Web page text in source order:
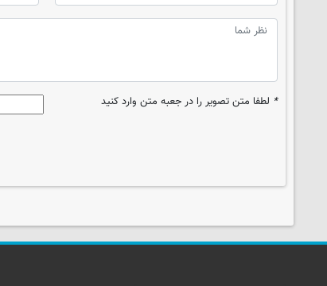
* لطفا متن تصویر را در جعبه متن وارد کنید